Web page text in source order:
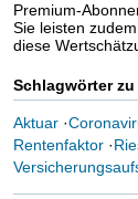
Premium-
Sie leisten
diese
Schlagwörter
Aktuar·
Rentenfaktor·